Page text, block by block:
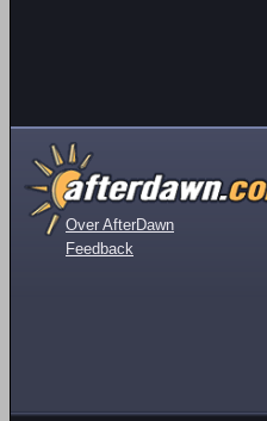
Over AfterDawn
Feedback